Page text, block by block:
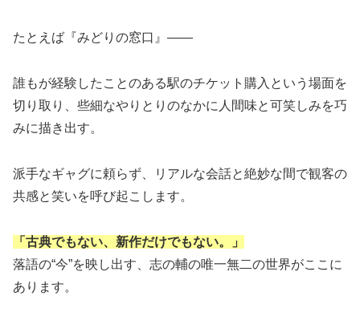
たとえば『みどりの窓口』――
誰もが経験したことのある駅のチケット購入という場面を
切り取り、些細なやりとりのなかに人間味と可笑しみを巧
みに描き出す。
派手なギャグに頼らず、リアルな会話と絶妙な間で観客の
共感と笑いを呼び起こします。
「古典でもない、新作だけでもない。」
落語の“今”を映し出す、志の輔の唯一無二の世界がここに
あります。